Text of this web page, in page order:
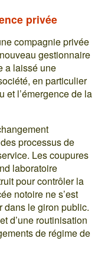
privée
compagnie privée
gestionnaire
a laissé une
en particulier
et l’émergence de la
processus de
Les coupures
laboratoire
pour contrôler la
notoire ne s’est
dans le giron public.
d’une routinisation
de régime de